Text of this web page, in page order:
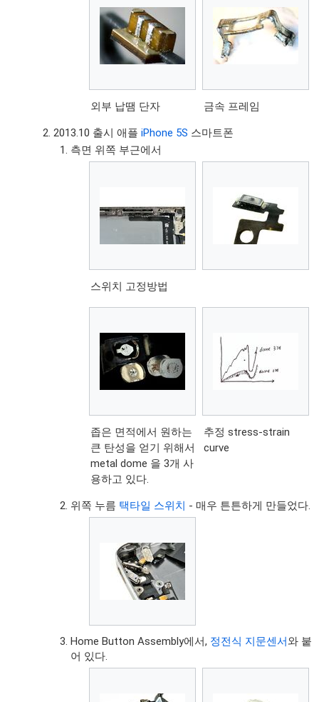
외부 납땜 단자 금속 프레임
2013.10 출시 애플iPhone 5S 스마트폰
측면 위쪽 부근에서
스위치 고정방법
좁은 면적에서 원하는
큰 탄성을 얻기 위해서
metal dome 을 3개 사
용하고 있다.
추정 stress-strain
curve
위쪽 누름 택타일 스위치 - 매우 튼튼하게 만들었다.
Home Button Assembly에서, 정전식 지문센서와 붙
어 있다.